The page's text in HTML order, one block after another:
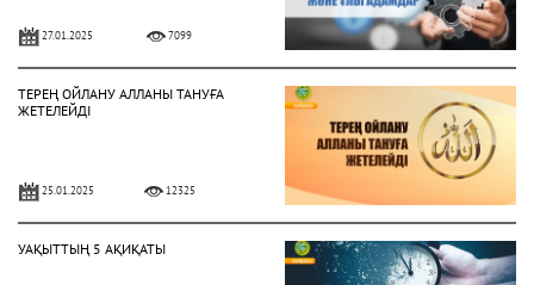
27.01.2025 7099
ТЕРЕҢ ОЙЛАНУ АЛЛАНЫ ТАНУҒА
ЖЕТЕЛЕЙДІ
25.01.2025 12325
УАҚЫТТЫҢ 5 АҚИҚАТЫ